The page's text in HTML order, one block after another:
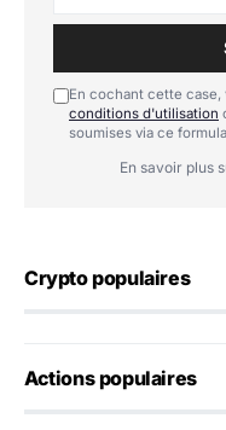
En cochant cette
conditions d'utilisation
soumises via ce
En savoir plus
Crypto populaires
Actions populaires